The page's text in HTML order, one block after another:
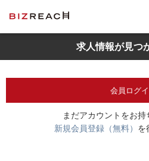
求人情報が見つ
会員ログ
まだアカウントをお持
新規会員登録（無料） を